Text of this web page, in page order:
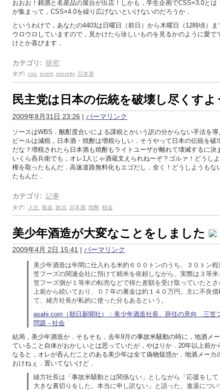
おおお！銘酒と名産品の屋台が出店！しかも，学生企画でCSS×3.0とは
が集まって，CSS×4.0を繰り広げないといけないのだろうか．
というわけで，あなたの4403は日曜日（前日）から木曜日（12時頃）
ウロウロしていますので，見かけたら珍しいものを見るかのように愛で
けとか喜びます．
カテゴリ : 研究
タグ: css event, security, 日本酒
民主党は日本の伝統を破壊し尽くすよ
2009年8月31日 23:26 | パーマリンク
ソースはWBS．酩酊度合いによる課税とかいう訳の分からない手法を
ビールは減税，日本酒・焼酎は増税らしい．そうやって日本の伝統を破
だな？増税されたら日本酒も焼酎もライトユーザが離れて壊滅するに決
いくら呑兵衛でも，オレ1人じゃ酒蔵支えられねーぞ？ゴルァ！どうし
権を取ったもんだ．高速道路無料化もエゴだし．全く！どうしようもな
たもんだ．
カテゴリ : 記事
タグ: 人生 報道 政治, 日本酒 焼酎, 税金
美少年酒造が大変なことをしました
2009年4月 2日 15:41 | パーマリンク
美少年酒造は年間に仕入れる米約６００トンのうち、３０トン
笠フーズの関連会社に預けて精米を依頼しながら、実際は３等
笠フーズ側が１等米の転売などで得た差額を受け取っていたと
上前から続いており、０７年の裏金は約１４０万円。主に不良
て、緒方社長が私的に使った分もあるという。
asahi.com（朝日新聞社）：美少年酒造社長、辞任の意向 三笠
問題 - 社会
結局，美少年酒造か．そもそも，去年9月の事故米騒動の時に，地酒メ
ていること自体がおかしいとは思っていたが，やはりか．20年以上前か
なると，オレが呑んだことのある美少年は全て偽物疑惑か．地酒メーカ
おけねぇ．置いてないけど．
緒方社長は「事故米騒動とは関係ない」としながら「応援をし
大きな裏切りをした。本当に申し訳ない」と語った。進退につ